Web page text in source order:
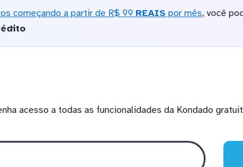
começando a partir de R$ 99 REAIS por mês, você
acesso a todas as funcionalidades da Kondado